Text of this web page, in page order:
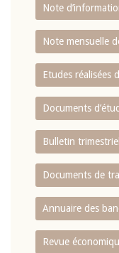
Note
Note mensuelle
Etudes réalisées
Documents
Bulletin
Documents de
Annuaire des
Revue